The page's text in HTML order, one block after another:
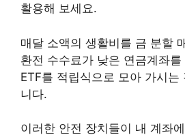
활용해 보세요.
매달 소액의 생활비를 금 분할
환전 수수료가 낮은 연금계좌
ETF를 적립식으로 모아 가시는
니다.
이러한 안전 장치들이 내 계좌